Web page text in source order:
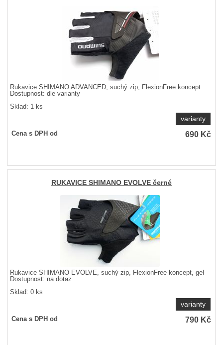
Rukavice SHIMANO ADVANCED, suchý zip, FlexionFree koncept
Dostupnost:dle varianty
Sklad: 1 ks
varianty
Cena s DPH od 690 Kč
RUKAVICE SHIMANO EVOLVE černé
Rukavice SHIMANO EVOLVE, suchý zip, FlexionFree koncept, gel
Dostupnost: na dotaz
Sklad: 0 ks
varianty
Cena s DPH od 790 Kč